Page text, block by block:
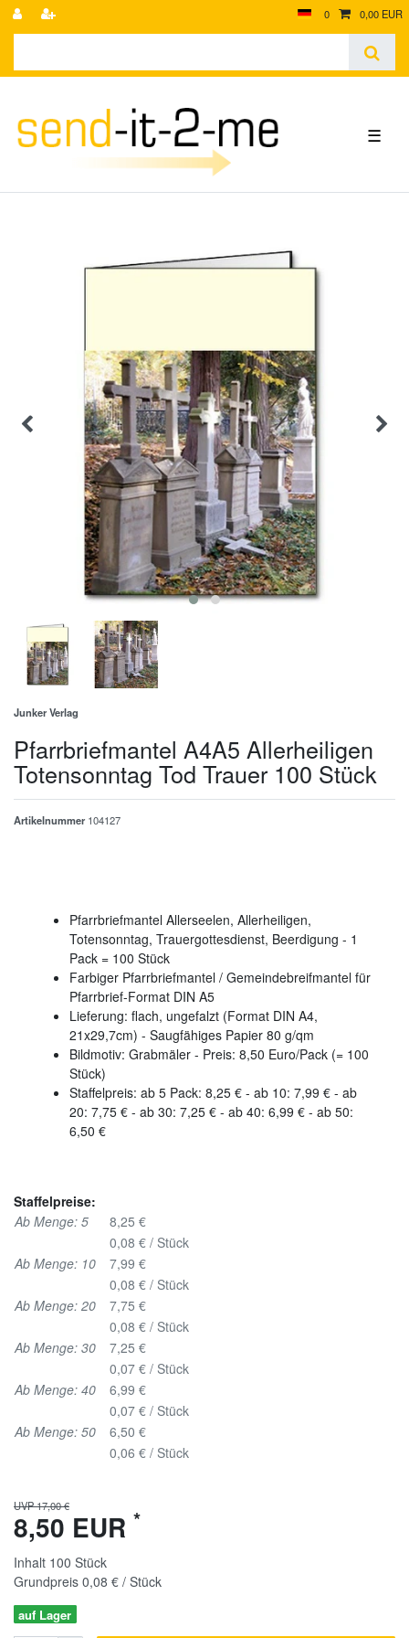
0 0,00 EUR
☰
Junker Verlag
Pfarrbriefmantel A4A5 Allerheiligen
Totensonntag Tod Trauer 100 Stück
Artikelnummer 104127
Pfarrbriefmantel Allerseelen, Allerheiligen,
Totensonntag, Trauergottesdienst, Beerdigung - 1
Pack = 100 Stück
Farbiger Pfarrbriefmantel / Gemeindebreifmantel für
Pfarrbrief-Format DIN A5
Lieferung: flach, ungefalzt (Format DIN A4,
21x29,7cm) - Saugfähiges Papier 80 g/qm
Bildmotiv: Grabmäler - Preis: 8,50 Euro/Pack (= 100
Stück)
Staffelpreis: ab 5 Pack: 8,25 € - ab 10: 7,99 € - ab
20: 7,75 € - ab 30: 7,25 € - ab 40: 6,99 € - ab 50:
6,50 €
Staffelpreise:
Ab Menge: 5
8,25 €
0,08 € / Stück
Ab Menge: 10
7,99 €
0,08 € / Stück
Ab Menge: 20
7,75 €
0,08 € / Stück
Ab Menge: 30
7,25 €
0,07 € / Stück
Ab Menge: 40
6,99 €
0,07 € / Stück
Ab Menge: 50
6,50 €
0,06 € / Stück
UVP 17,00 €
8,50 EUR *
Inhalt 100 Stück
Grundpreis 0,08 € / Stück
auf Lager